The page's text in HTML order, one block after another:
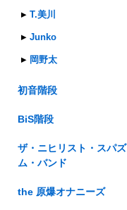
T.美川
Junko
岡野太
初音階段
BiS階段
ザ・ニヒリスト・スパズ
ム・バンド
the 原爆オナニーズ